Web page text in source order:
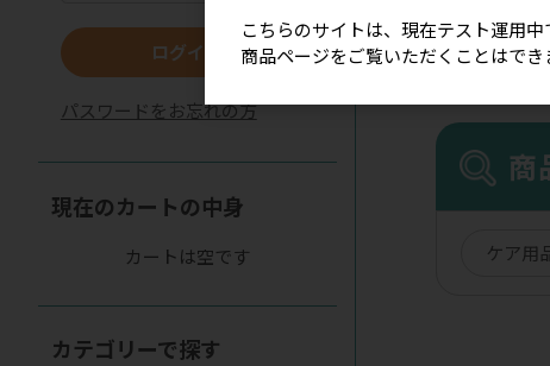
商
ケア用
ログイン
パスワードをお忘れの方
現在のカートの中身
カートは空です
カテゴリーで探す
こちらのサイトは、現在テスト運用中
商品ページをご覧いただくことはで